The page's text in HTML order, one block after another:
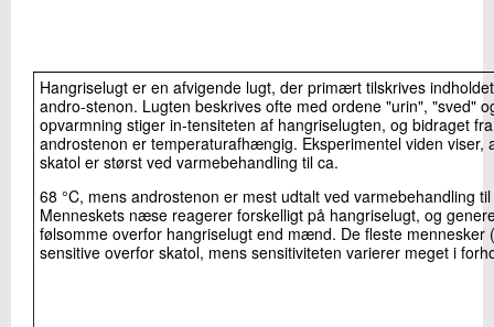
Hangriselugt er en afvigende lugt, der primært tilskrives
andro-stenon. Lugten beskrives ofte med ordene "urin", "sved"
opvarmning stiger in-tensiteten af hangriselugten, og bidraget
androstenon er temperaturafhængig. Eksperimentel viden viser,
skatol er størst ved varmebehandling til ca.
68 °C, mens androstenon er mest udtalt ved varmebehandling
Menneskets næse reagerer forskelligt på hangriselugt, og
følsomme overfor hangriselugt end mænd. De fleste mennesker
sensitive overfor skatol, mens sensitiviteten varierer meget i